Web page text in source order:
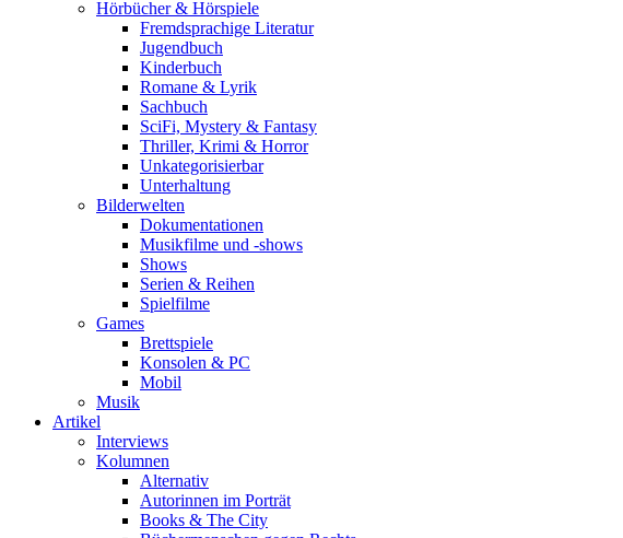
Hörbücher & Hörspiele
Fremdsprachige Literatur
Jugendbuch
Kinderbuch
Romane & Lyrik
Sachbuch
SciFi, Mystery & Fantasy
Thriller, Krimi & Horror
Unkategorisierbar
Unterhaltung
Bilderwelten
Dokumentationen
Musikfilme und -shows
Shows
Serien & Reihen
Spielfilme
Games
Brettspiele
Konsolen & PC
Mobil
Musik
Artikel
Interviews
Kolumnen
Alternativ
Autorinnen im Porträt
Books & The City